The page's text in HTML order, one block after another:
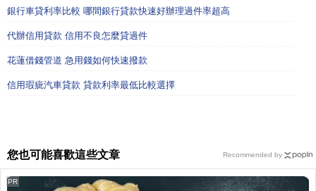
銀行車貸利率比較 哪間銀行貸款快速好辦理過件率超高
代辦信用貸款 信用不良怎麼貸過件
花蓮借錢管道 急用錢如何快速撥款
信用瑕疵汽車貸款 貸款利率最低比較選擇
您也可能喜歡這些文章
PR
Recommended by